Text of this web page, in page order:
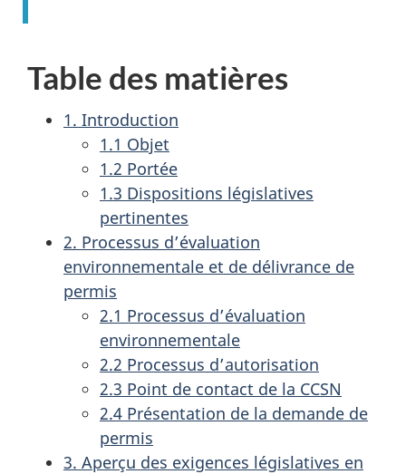
Table des matières
1. Introduction
1.1 Objet
1.2 Portée
1.3 Dispositions législatives
pertinentes
2. Processus d’évaluation
environnementale et de délivrance de
permis
2.1 Processus d’évaluation
environnementale
2.2 Processus d’autorisation
2.3 Point de contact de la CCSN
2.4 Présentation de la demande de
permis
3. Aperçu des exigences législatives en